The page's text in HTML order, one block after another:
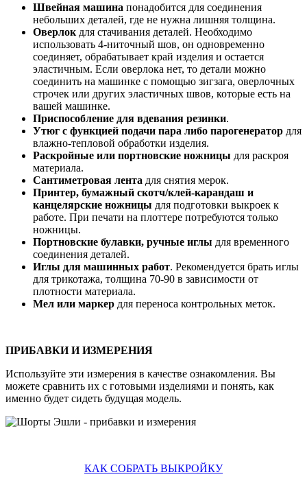
Швейная машина понадобится для соединения
небольших деталей, где не нужна лишняя толщина.
Оверлок для стачивания деталей. Необходимо
использовать 4-ниточный шов, он одновременно
соединяет, обрабатывает край изделия и остается
эластичным. Если оверлока нет, то детали можно
соединить на машинке с помощью зигзага, оверлочных
строчек или других эластичных швов, которые есть на
вашей машинке.
Приспособление для вдевания резинки.
Утюг с функцией подачи пара либо парогенератор для
влажно-тепловой обработки изделия.
Раскройные или портновские ножницы для раскроя
материала.
Сантиметровая лента для снятия мерок.
Принтер, бумажный скотч/клей-карандаш и
канцелярские ножницы для подготовки выкроек к
работе. При печати на плоттере потребуются только
ножницы.
Портновские булавки, ручные иглы для временного
соединения деталей.
Иглы для машинных работ. Рекомендуется брать иглы
для трикотажа, толщина 70-90 в зависимости от
плотности материала.
Мел или маркер для переноса контрольных меток.
ПРИБАВКИ И ИЗМЕРЕНИЯ
Используйте эти измерения в качестве ознакомления. Вы
можете сравнить их с готовыми изделиями и понять, как
именно будет сидеть будущая модель.
КАК СОБРАТЬ ВЫКРОЙКУ